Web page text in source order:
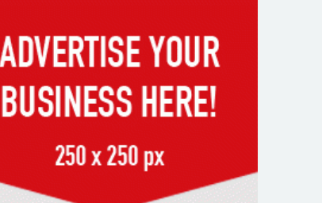
কাবু করা সম্ভব নয়: ট্রাম্পের শীর্ষ
জেনারেল
‘আমার চেয়েও বড় হবে’, ছেলেকে
নিয়ে রোনালদোর বড় আশা
৫৪ রানে অলআউট হয়ে ইনিংস
ব্যবধানে হারল বাংলাদেশ